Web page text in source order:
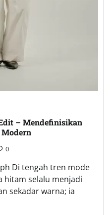
– Mendefinisikan
0
Di tengah tren mode
hitam selalu menjadi
sekadar warna; ia